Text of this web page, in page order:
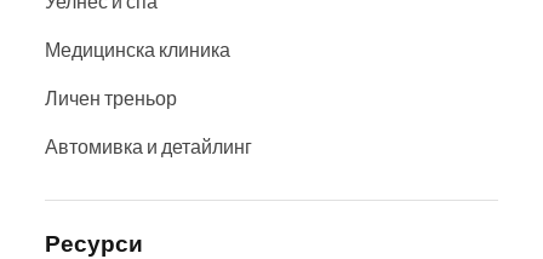
Медицинска клиника
Личен треньор
Автомивка и детайлинг
Ресурси